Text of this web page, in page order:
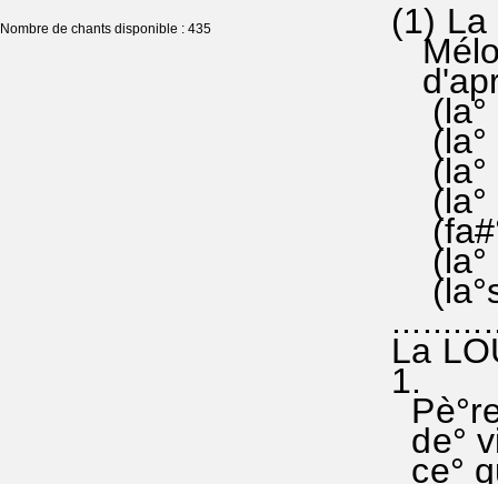
Nombre de chants disponible : 435 (1) La
(la°
(la°
(la°
(la°
(fa#°
(la°
La
1.
de°
ce°